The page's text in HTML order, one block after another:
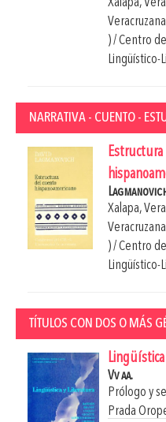
) / Centro
Lingüístico-
NARRATIVA - CUENTO -
Xalapa,
) / Centro
Lingüístico-
TÍTULOS CON DOS O MÁS
Vv aa.
Prólogo y
Prada